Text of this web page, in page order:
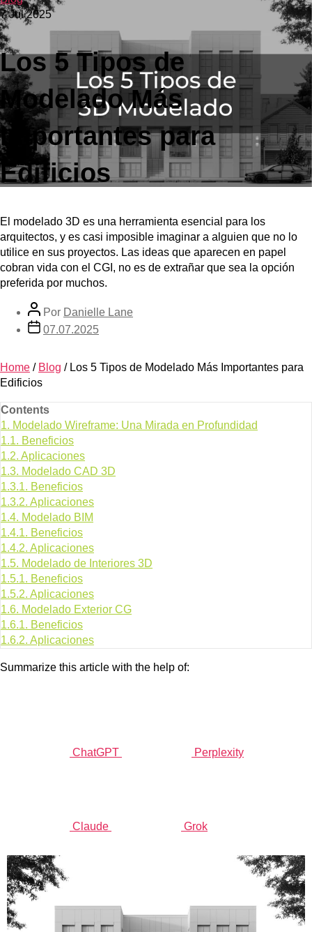
7 Jul 2025
Los 5 Tipos de
Modelado Más
Importantes para
Edificios
El modelado 3D es una herramienta esencial para los
arquitectos, y es casi imposible imaginar a alguien que no lo
utilice en sus proyectos. Las ideas que aparecen en papel
cobran vida con el CGI, no es de extrañar que sea la opción
preferida por muchos.
Por Danielle Lane
07.07.2025
Home / Blog / Los 5 Tipos de Modelado Más Importantes para
Edificios
Contents
1. Modelado Wireframe: Una Mirada en Profundidad
1.1. Beneficios
1.2. Aplicaciones
1.3. Modelado CAD 3D
1.3.1. Beneficios
1.3.2. Aplicaciones
1.4. Modelado BIM
1.4.1. Beneficios
1.4.2. Aplicaciones
1.5. Modelado de Interiores 3D
1.5.1. Beneficios
1.5.2. Aplicaciones
1.6. Modelado Exterior CG
1.6.1. Beneficios
1.6.2. Aplicaciones
Summarize this article with the help of:
ChatGPT Perplexity
Claude Grok